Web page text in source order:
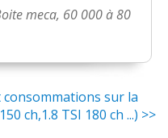
meca, 60 000 à 80
sur la
ch,1.8 TSI 180 ch ...) >>